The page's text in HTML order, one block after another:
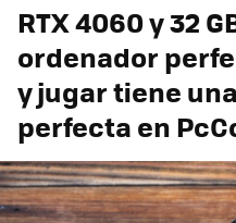
RTX 4060 y 32
ordenador
y jugar tiene
perfecta en